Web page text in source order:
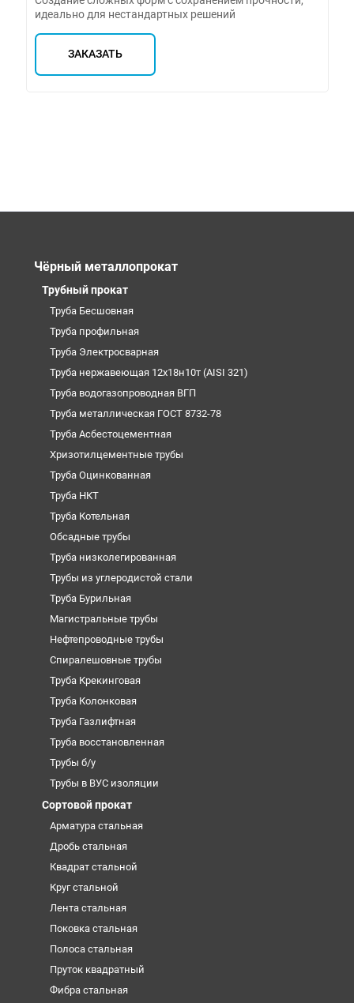
идеально для нестандартных решений
ЗАКАЗАТЬ
Чёрный металлопрокат
Трубный прокат
Труба Бесшовная
Труба профильная
Труба Электросварная
Труба нержавеющая 12х18н10т (AISI 321)
Труба водогазопроводная ВГП
Труба металлическая ГОСТ 8732-78
Труба Асбестоцементная
Хризотилцементные трубы
Труба Оцинкованная
Труба НКТ
Труба Котельная
Обсадные трубы
Труба низколегированная
Трубы из углеродистой стали
Труба Бурильная
Магистральные трубы
Нефтепроводные трубы
Спиралешовные трубы
Труба Крекинговая
Труба Колонковая
Труба Газлифтная
Труба восстановленная
Трубы б/у
Трубы в ВУС изоляции
Сортовой прокат
Арматура стальная
Дробь стальная
Квадрат стальной
Круг стальной
Лента стальная
Поковка стальная
Полоса стальная
Пруток квадратный
Фибра стальная